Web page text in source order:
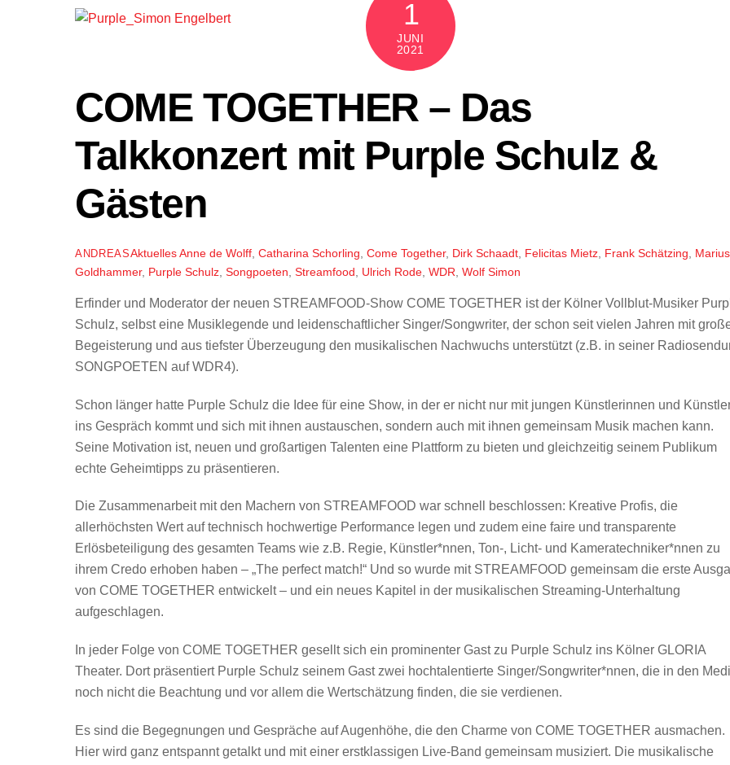
1
JUNI
2021
COME TOGETHER – Das
Talkkonzert mit Purple Schulz &
Gästen
ANDREASAktuelles Anne de Wolff, Catharina Schorling Come Together, Dirk Schaadt, Felicitas Mietz, Frank Schätzing
Marius
Goldhammer, Purple Schulz Songpoeten Streamfood Ulrich Rode WDR Wolf Simon
Erfinder und Moderator der neuen STREAMFOOD-Show COME TOGETHER ist der Kölner Vollblut-Musiker
Schulz, selbst eine Musiklegende und leidenschaftlicher Singer/Songwriter, der schon seit vielen Jahren mit
Begeisterung und aus tiefster Überzeugung den musikalischen Nachwuchs unterstützt (z.B. in seiner
SONGPOETEN auf WDR4).
Schon länger hatte Purple Schulz die Idee für eine Show, in der er nicht nur mit jungen Künstlerinnen und
ins Gespräch kommt und sich mit ihnen austauschen, sondern auch mit ihnen gemeinsam Musik machen kann.
Seine Motivation ist, neuen und großartigen Talenten eine Plattform zu bieten und gleichzeitig seinem Publikum
echte Geheimtipps zu präsentieren.
Die Zusammenarbeit mit den Machern von STREAMFOOD war schnell beschlossen: Kreative Profis, die
allerhöchsten Wert auf technisch hochwertige Performance legen und zudem eine faire und transparente
Erlösbeteiligung des gesamten Teams wie z.B. Regie, Künstler*nnen, Ton-, Licht- und Kameratechniker*nnen zu
ihrem Credo erhoben haben – „The perfect match!“ Und so wurde mit STREAMFOOD gemeinsam die erste
von COME TOGETHER entwickelt – und ein neues Kapitel in der musikalischen Streaming-Unterhaltung
aufgeschlagen.
In jeder Folge von COME TOGETHER gesellt sich ein prominenter Gast zu Purple Schulz ins Kölner GLORIA
Theater. Dort präsentiert Purple Schulz seinem Gast zwei hochtalentierte Singer/Songwriter*nnen, die in den
noch nicht die Beachtung und vor allem die Wertschätzung finden, die sie verdienen.
Es sind die Begegnungen und Gespräche auf Augenhöhe, die den Charme von COME TOGETHER ausmachen.
Hier wird ganz entspannt getalkt und mit einer erstklassigen Live-Band gemeinsam musiziert. Die musikalische